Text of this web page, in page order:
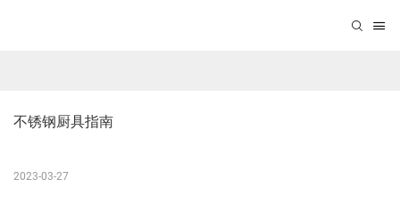
不锈钢厨具指南
2023-03-27